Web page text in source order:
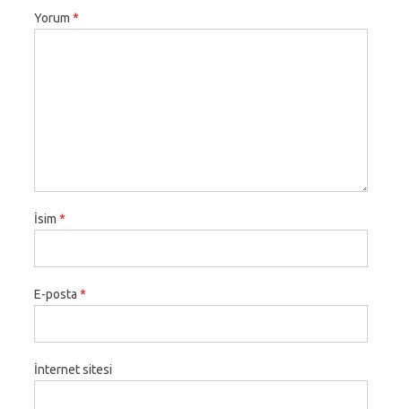
Yorum *
İsim *
E-posta *
İnternet sitesi